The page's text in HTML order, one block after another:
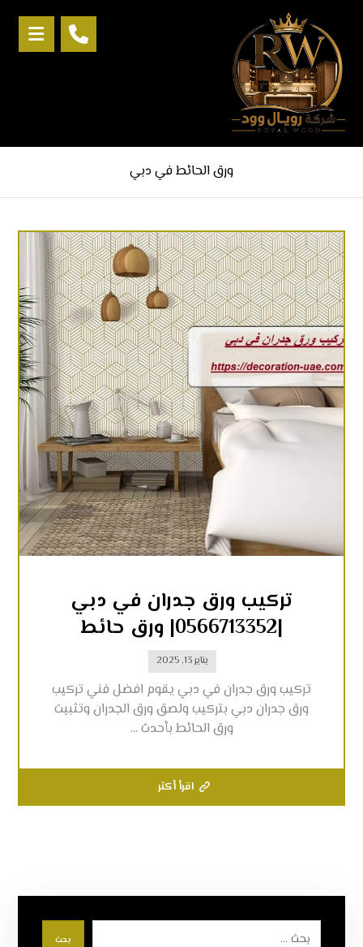
ورق الحائط في دبي
تركيب ورق جدران في دبي
|0566713352| ورق حائط
يناير 13, 2025
تركيب ورق جدران في دبي يقوم افضل فني تركيب
ورق جدران دبي بتركيب ولصق ورق الجدران وتثبيت
ورق الحائط بأحدث ...
اقرأ أكثر
بحث